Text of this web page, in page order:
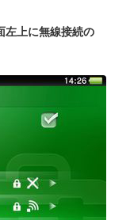
左上に無線接続の